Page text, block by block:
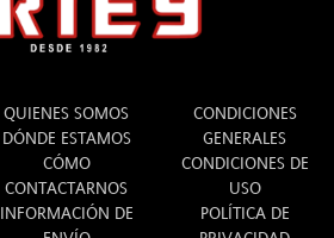
QUIENES SOMOS
DÓNDE ESTAMOS
CÓMO
CONTACTARNOS
INFORMACIÓN DE
CONDICIONES
GENERALES
CONDICIONES DE
USO
POLÍTICA DE